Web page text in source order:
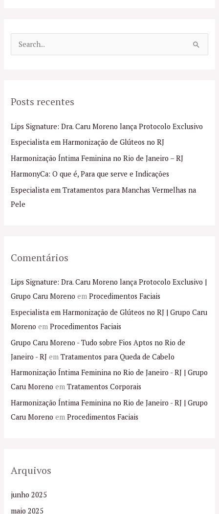
u
s
a
r
p
o
r
Posts recentes
Lips Signature: Dra. Caru Moreno lança Protocolo Exclusivo
Especialista em Harmonização de Glúteos no RJ
Harmonização Íntima Feminina no Rio de Janeiro – RJ
HarmonyCa: O que é, Para que serve e Indicações
Especialista em Tratamentos para Manchas Vermelhas na
Pele
Comentários
Lips Signature: Dra. Caru Moreno lança Protocolo Exclusivo |
Grupo Caru Moreno emProcedimentos Faciais
Especialista em Harmonização de Glúteos no RJ | Grupo Caru
Moreno emProcedimentos Faciais
Grupo Caru Moreno - Tudo sobre Fios Aptos no Rio de
Janeiro - RJ emTratamentos para Queda de Cabelo
Harmonização Íntima Feminina no Rio de Janeiro - RJ | Grupo
Caru Moreno emTratamentos Corporais
Harmonização Íntima Feminina no Rio de Janeiro - RJ | Grupo
Caru Moreno emProcedimentos Faciais
Arquivos
junho 2025
maio 2025